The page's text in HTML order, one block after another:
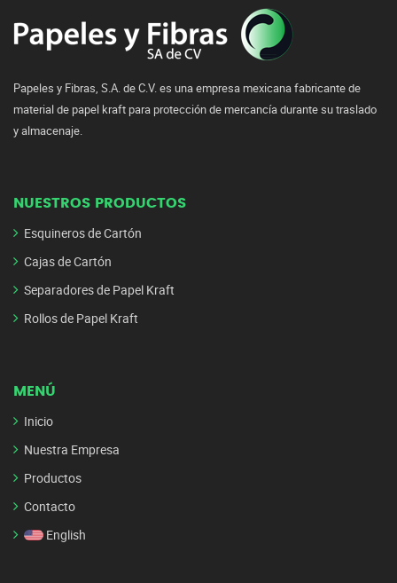
Papeles y Fibras, S.A. de C.V. es una empresa mexicana fabricante de
material de papel kraft para protección de mercancía durante su traslado
y almacenaje.
NUESTROS PRODUCTOS
Esquineros de Cartón
Cajas de Cartón
Separadores de Papel Kraft
Rollos de Papel Kraft
MENÚ
Inicio
Nuestra Empresa
Productos
Contacto
English